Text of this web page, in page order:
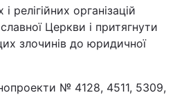
релігійних організацій
Церкви і притягнути
злочинів до юридичної
№ 4128, 4511, 5309,